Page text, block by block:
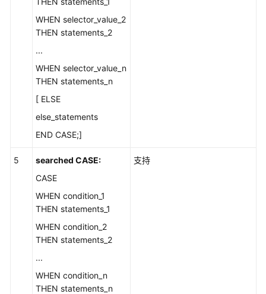
数
据
估
移
SQL
语
句
转
转
换
配
置
WHEN selector_value_2
THEN statements_2
...
WHEN selector_value_n
THEN statements_n
[ ELSE
else_statements
END CASE;]
5
searched CASE:
CASE
WHEN condition_1
THEN statements_1
WHEN condition_2
THEN statements_2
...
WHEN condition_n
THEN statements_n
支持